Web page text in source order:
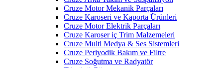
Cruze Motor Mekanik Parçaları
Cruze Karoseri ve Kaporta Ürünleri
Cruze Motor Elektrik Parçaları
Cruze Karoser iç Trim Malzemeleri
Cruze Multi Medya & Ses Sistemleri
Cruze Periyodik Bakım ve Filtre
Cruze Soğutma ve Radyatör